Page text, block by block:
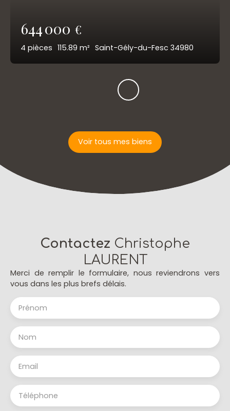
644 000 €
4 pièces 115.89 m² Saint-Gély-du-Fesc 34980
Voir tous mes biens
Contactez Christophe
LAURENT
Merci de remplir le formulaire, nous reviendrons vers
vous dans les plus brefs délais.
Prénom
Nom
Email
Téléphone